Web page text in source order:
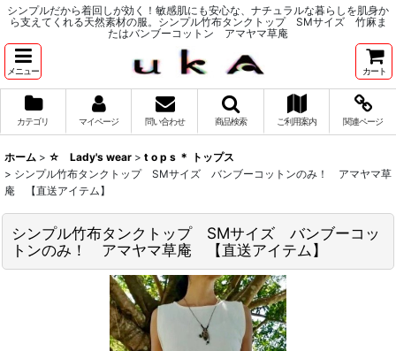
シンプルだから着回しが効く！敏感肌にも安心な、ナチュラルな暮らしを肌身か
ら支えてくれる天然素材の服。シンプル竹布タンクトップ SMサイズ 竹麻ま
たはバンブーコットン アマヤマ草庵
メニュー カート
カテゴリ マイページ 問い合わせ 商品検索 ご利用案内 関連ページ
ホーム > ☆ Lady's wear > t o p s ＊ トップス
> シンプル竹布タンクトップ SMサイズ バンブーコットンのみ！ アマヤマ草
庵 【直送アイテム】
シンプル竹布タンクトップ SMサイズ バンブーコッ
トンのみ！ アマヤマ草庵 【直送アイテム】